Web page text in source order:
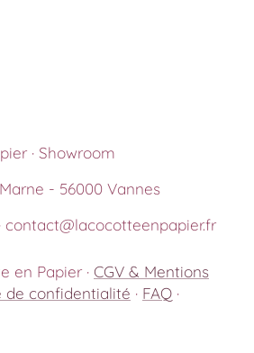
· Showroom
- 56000 Vannes
contact@lacocotteenpapier.fr
en Papier · CGV & Mentions
de confidentialité · FAQ ·